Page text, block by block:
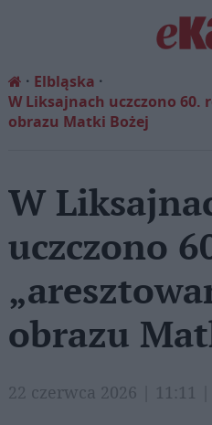
Elbląska
W Liksajnach uczczono 60.
obrazu Matki Bożej
W
uczczono
obrazu
22 czerwca 2026 |